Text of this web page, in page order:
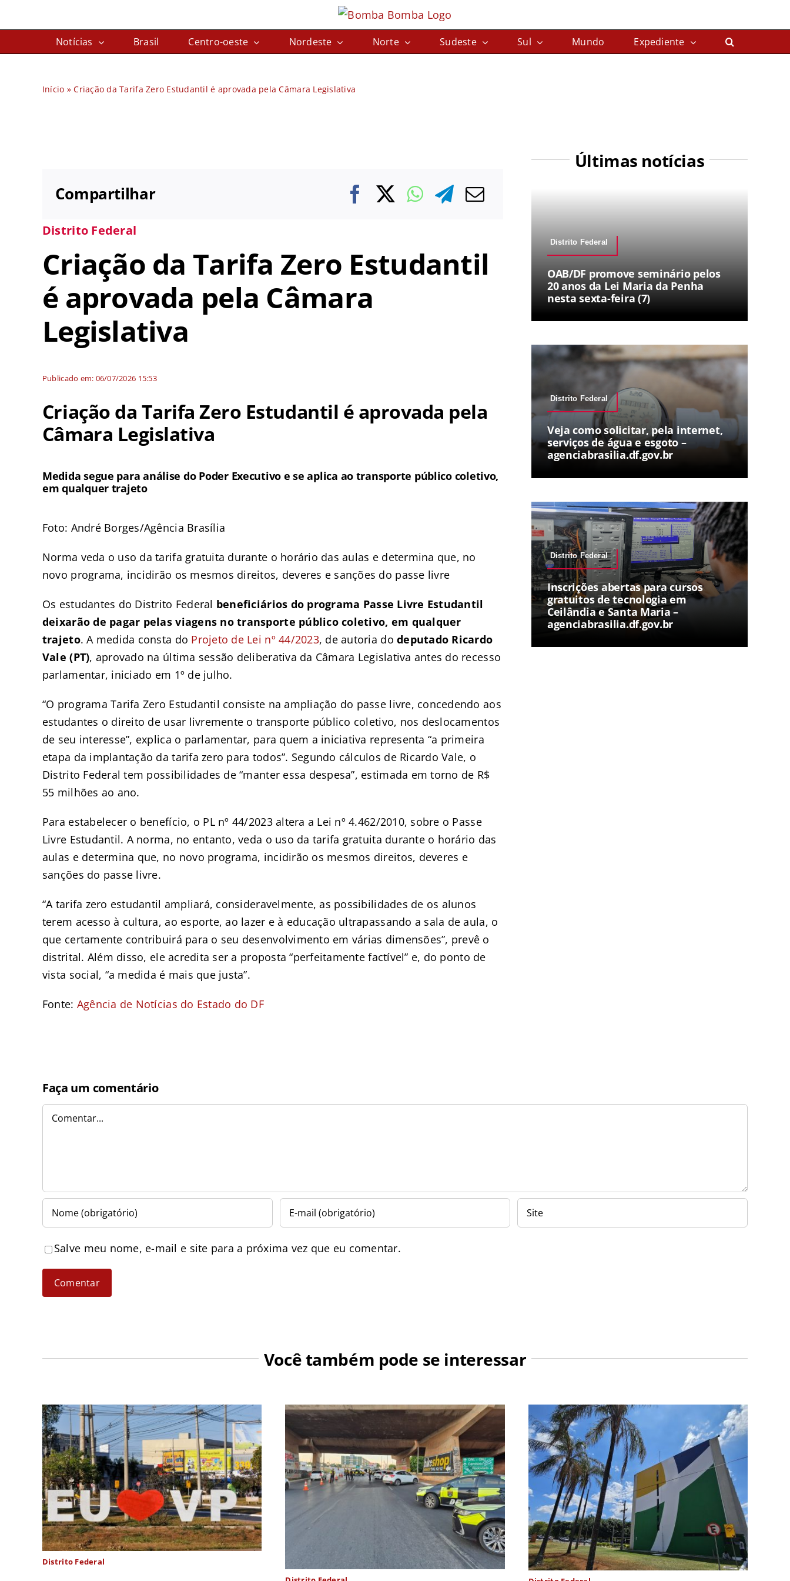
para
Notícias Brasil Centro-oeste Nordeste Norte Sudeste Sul Mundo Expediente
Início »Criação da Tarifa Zero Estudantil é aprovada pela Câmara Legislativa
Compartilhar
Distrito Federal
Criação da Tarifa Zero Estudantil
é aprovada pela Câmara
Legislativa
Publicado em: 06/07/2026 15:53
Criação da Tarifa Zero Estudantil é aprovada pela
Câmara Legislativa
Medida segue para análise do Poder Executivo e se aplica ao transporte público coletivo,
em qualquer trajeto
Foto: André Borges/Agência Brasília
Norma veda o uso da tarifa gratuita durante o horário das aulas e determina que, no
novo programa, incidirão os mesmos direitos, deveres e sanções do passe livre
Os estudantes do Distrito Federal beneficiários do programa Passe Livre Estudantil
deixarão de pagar pelas viagens no transporte público coletivo, em qualquer
trajeto. A medida consta do Projeto de Lei nº 44/2023, de autoria dodeputado Ricardo
Vale (PT), aprovado na última sessão deliberativa da Câmara Legislativa antes do recesso
parlamentar, iniciado em 1º de julho.
“O programa Tarifa Zero Estudantil consiste na ampliação do passe livre, concedendo aos
estudantes o direito de usar livremente o transporte público coletivo, nos deslocamentos
de seu interesse”, explica o parlamentar, para quem a iniciativa representa “a primeira
etapa da implantação da tarifa zero para todos”. Segundo cálculos de Ricardo Vale, o
Distrito Federal tem possibilidades de “manter essa despesa”, estimada em torno de R$
55 milhões ao ano.
Para estabelecer o benefício, o PL nº 44/2023 altera a Lei nº 4.462/2010, sobre o Passe
Livre Estudantil. A norma, no entanto, veda o uso da tarifa gratuita durante o horário das
aulas e determina que, no novo programa, incidirão os mesmos direitos, deveres e
sanções do passe livre.
“A tarifa zero estudantil ampliará, consideravelmente, as possibilidades de os alunos
terem acesso à cultura, ao esporte, ao lazer e à educação ultrapassando a sala de aula, o
que certamente contribuirá para o seu desenvolvimento em várias dimensões”, prevê o
distrital. Além disso, ele acredita ser a proposta “perfeitamente factível” e, do ponto de
vista social, “a medida é mais que justa”.
Fonte: Agência de Notícias do Estado do DF
Últimas notícias
Distrito Federal
OAB/DF promove seminário pelos
20 anos da Lei Maria da Penha
nesta sexta-feira (7)
Distrito Federal
Veja como solicitar, pela internet,
serviços de água e esgoto –
agenciabrasilia.df.gov.br
Distrito Federal
Inscrições abertas para cursos
gratuitos de tecnologia em
Ceilândia e Santa Maria –
agenciabrasilia.df.gov.br
Faça um comentário
Comentar
Salve meu nome, e-mail e site para a próxima vez que eu comentar.
Você também pode se interessar
Distrito Federal